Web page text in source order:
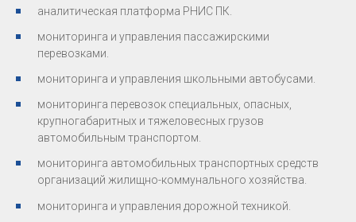
аналитическая платформа РНИС ПК.
мониторинга и управления пассажирскими
перевозками.
мониторинга и управления школьными автобусами.
мониторинга перевозок специальных, опасных,
крупногабаритных и тяжеловесных грузов
автомобильным транспортом.
мониторинга автомобильных транспортных средств
организаций жилищно-коммунального хозяйства.
мониторинга и управления дорожной техникой.